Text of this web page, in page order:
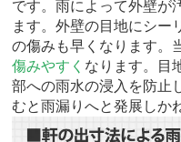
です。雨によって外壁が
ます。外壁の目地にシー
の傷みも早くなります。
傷みやすく なります。目
部への雨水の浸入を防止
むと雨漏りへと発展しか